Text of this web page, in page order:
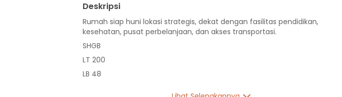
Deskripsi
Rumah siap huni lokasi strategis, dekat dengan fasilitas pendidikan,
kesehatan, pusat perbelanjaan, dan akses transportasi.
SHGB
LT 200
LB 48